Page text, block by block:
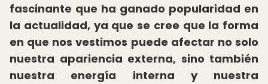
fascinante que ha ganado popularidad en
la actualidad, ya que se cree que la forma
en que nos vestimos puede afectar no solo
nuestra apariencia externa, sino también
nuestra energía interna y nuestra